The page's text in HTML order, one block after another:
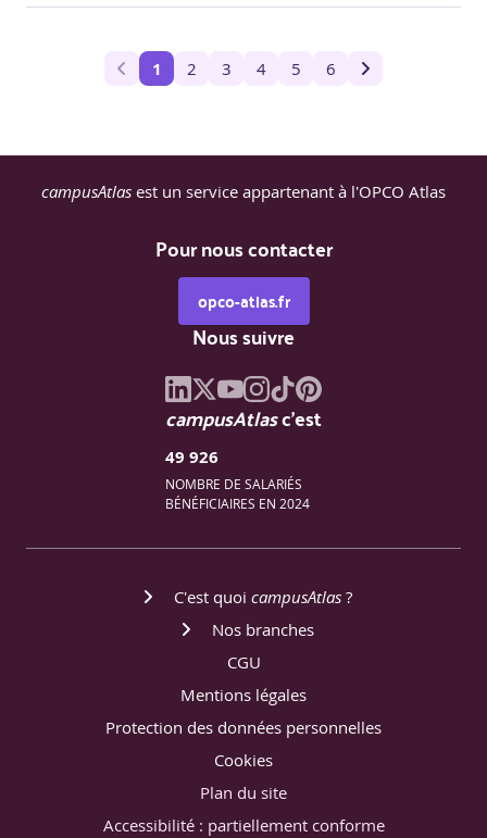
1 2 3 4 5 6
campusAtlas est un service appartenant à l'OPCO Atlas
Pour nous contacter
opco-atlas.fr
Nous suivre
campusAtlasc'est
49 926
NOMBRE DE SALARIÉS
BÉNÉFICIAIRES EN 2024
C'est quoi campusAtlas ?
Nos branches
CGU
Mentions légales
Protection des données personnelles
Cookies
Plan du site
Accessibilité : partiellement conforme